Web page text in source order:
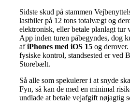
Sidste skud på stammen
lastbiler på 12 tons totalvægt og
elektronisk, eller betale planlagt tur
App inden turen påbegyndes, dog
afiPhones med iOS 15 og
fysiske kontrol, standsested er ved
Storebælt.
Så alle som spekulerer i at snyde
Fyn, så kan de med en minimal
undlade at betale vejafgift nøjagtig